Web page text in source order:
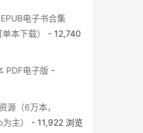
电子书合集
本下载）
- 12,740
PDF电子版 -
源（6万本，
主）
- 11,922 浏览